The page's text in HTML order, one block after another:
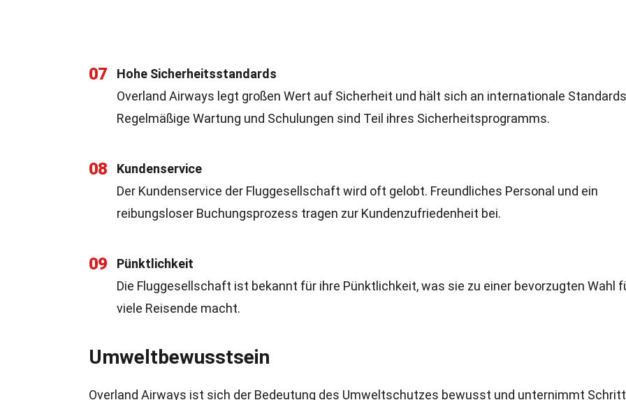
07
Hohe Sicherheitsstandards
Overland Airways legt großen Wert auf Sicherheit und hält sich an internationale
Regelmäßige Wartung und Schulungen sind Teil ihres Sicherheitsprogramms.
08
Kundenservice
Der Kundenservice der Fluggesellschaft wird oft gelobt. Freundliches Personal und ein
reibungsloser Buchungsprozess tragen zur Kundenzufriedenheit bei.
09
Pünktlichkeit
Die Fluggesellschaft ist bekannt für ihre Pünktlichkeit, was sie zu einer bevorzugten Wahl
viele Reisende macht.
Umweltbewusstsein
Overland Airways ist sich der Bedeutung des Umweltschutzes bewusst und unternimmt